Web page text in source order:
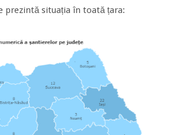
prezintă situația în toată țara: